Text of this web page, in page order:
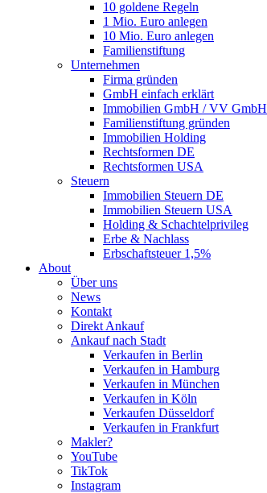
10 goldene Regeln
1 Mio. Euro anlegen
10 Mio. Euro anlegen
Familienstiftung
Unternehmen
Firma gründen
GmbH einfach erklärt
Immobilien GmbH / VV GmbH
Familienstiftung gründen
Immobilien Holding
Rechtsformen DE
Rechtsformen USA
Steuern
Immobilien Steuern DE
Immobilien Steuern USA
Holding & Schachtelprivileg
Erbe & Nachlass
Erbschaftsteuer 1,5%
About
Über uns
News
Kontakt
Direkt Ankauf
Ankauf nach Stadt
Verkaufen in Berlin
Verkaufen in Hamburg
Verkaufen in München
Verkaufen in Köln
Verkaufen Düsseldorf
Verkaufen in Frankfurt
Makler?
YouTube
TikTok
Instagram